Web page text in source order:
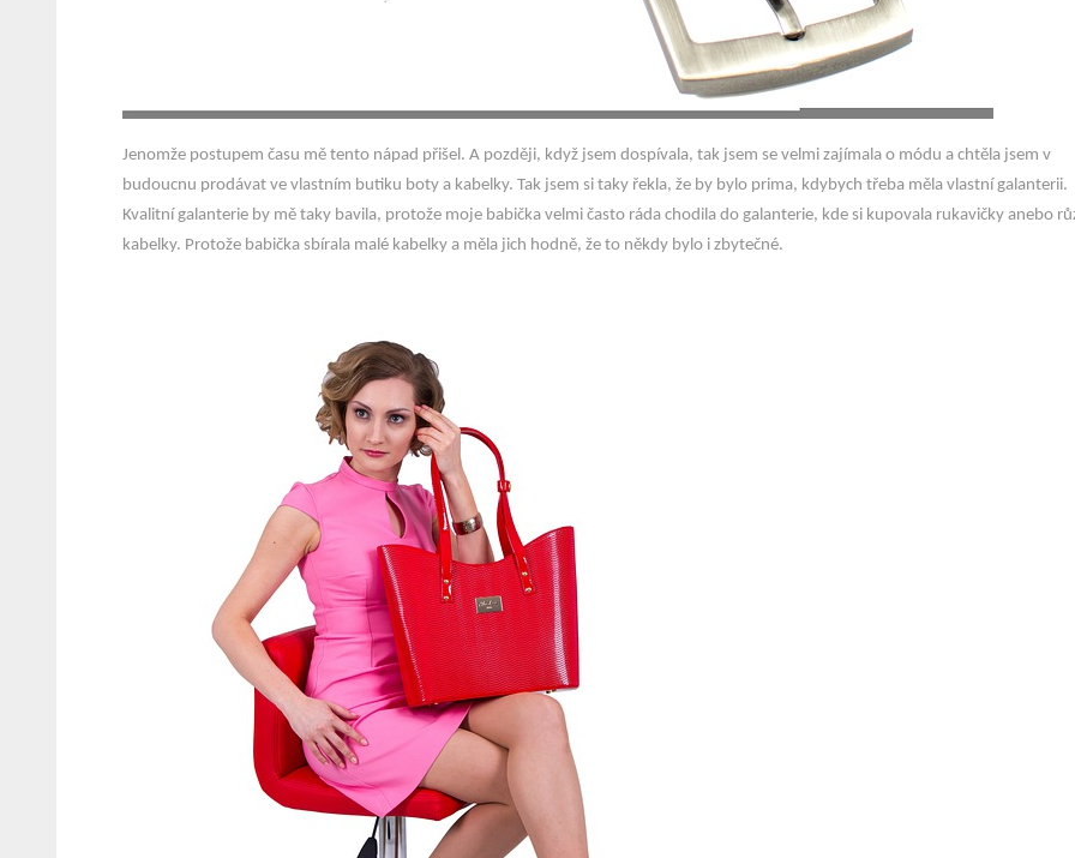
Jenomže postupem času mě tento nápad přišel. A později, když jsem dospívala, tak jsem se velmi zajímala o módu a chtěla jsem v
budoucnu prodávat ve vlastním butiku boty a kabelky. Tak jsem si taky řekla, že by bylo prima, kdybych třeba měla vlastní galanterii.
Kvalitní galanterie by mě taky bavila, protože moje babička velmi často ráda chodila do galanterie, kde si kupovala rukavičky anebo
kabelky. Protože babička sbírala malé kabelky a měla jich hodně, že to někdy bylo i zbytečné.